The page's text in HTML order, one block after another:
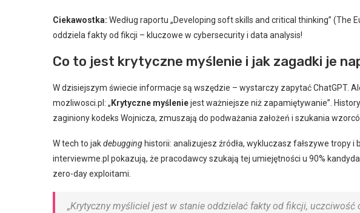
Ciekawostka: Według raportu „Developing soft skills and critical thinking” (The
oddziela fakty od fikcji – kluczowe w cybersecurity i data analysis!
Co to jest krytyczne myślenie i jak zagadki je
W dzisiejszym świecie informacje są wszędzie – wystarczy zapytać ChatGPT.
mozliwosci.pl: „ Krytyczne myśleniejest ważniejsze niż zapamiętywanie”.
zaginiony kodeks Wojnicza, zmuszają do podważania założeń i szukania
W tech to jakdebugging historii: analizujesz źródła, wykluczasz fałszywe tropy i
interviewme.pl pokazują, że pracodawcy szukają tej umiejętności u 90%
zero-day exploitami.
„Krytyczny myśliciel jest w stanie oddzielać fakty od fikcji, uczciwość